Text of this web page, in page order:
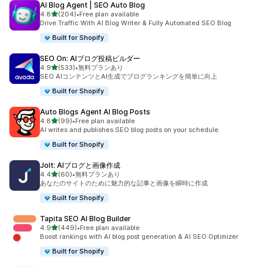
AI Blog Agent | SEO Auto Blog
4.85つ星中
(204)
合計レビュー数：204件
•Free plan available
Drive Traffic With AI Blog Writer & Fully Automated SEO Blog
Built for Shopify
SEO On: AIブログ投稿ビルダー
4.95つ星中
(533)
合計レビュー数：533件
•無料プランあり
SEO AIコンテンツとAI生成でブログランキングを簡単に向上
Built for Shopify
Auto Blogs Agent AI Blog Posts
4.85つ星中
(99)
合計レビュー数：99件
•Free plan available
AI writes and publishes SEO blog posts on your schedule.
Built for Shopify
Jolt: AIブログと画像作成
4.45つ星中
(60)
合計レビュー数：60件
•無料プランあり
あなたのサイトのために魅力的な記事と画像を瞬時に作成
Built for Shopify
Tapita SEO AI Blog Builder
4.95つ星中
(449)
合計レビュー数：449件
•Free plan available
Boost rankings with AI blog post generation & AI SEO Optimizer
Built for Shopify